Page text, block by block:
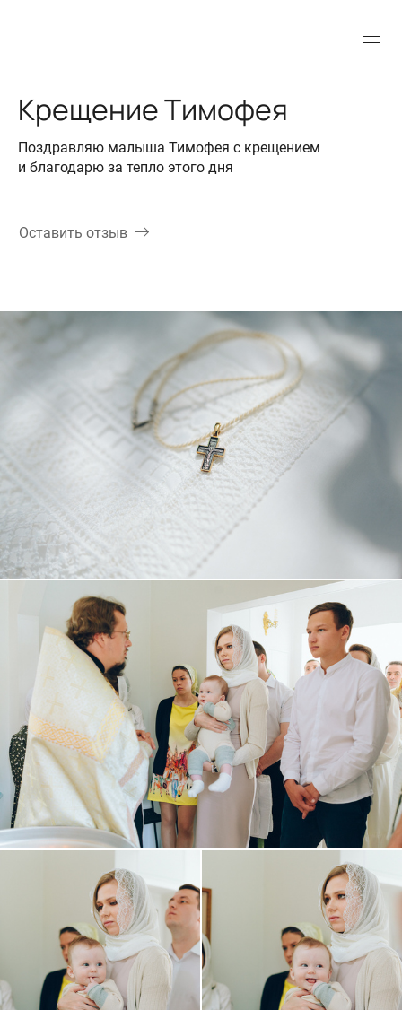
Крещение Тимофея
Поздравляю малыша Тимофея с крещением
и благодарю за тепло этого дня
Оставить отзыв